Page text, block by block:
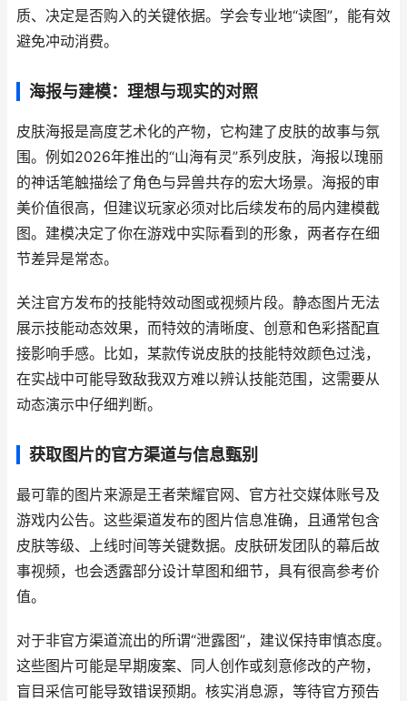
质、决定是否购入的关键依据。学会专业地“读图”，能有效
避免冲动消费。
海报与建模：理想与现实的对照
皮肤海报是高度艺术化的产物，它构建了皮肤的故事与氛
围。例如2026年推出的“山海有灵”系列皮肤，海报以瑰丽
的神话笔触描绘了角色与异兽共存的宏大场景。海报的审
美价值很高，但建议玩家必须对比后续发布的局内建模截
图。建模决定了你在游戏中实际看到的形象，两者存在细
节差异是常态。
关注官方发布的技能特效动图或视频片段。静态图片无法
展示技能动态效果，而特效的清晰度、创意和色彩搭配直
接影响手感。比如，某款传说皮肤的技能特效颜色过浅，
在实战中可能导致敌我双方难以辨认技能范围，这需要从
动态演示中仔细判断。
获取图片的官方渠道与信息甄别
最可靠的图片来源是王者荣耀官网、官方社交媒体账号及
游戏内公告。这些渠道发布的图片信息准确，且通常包含
皮肤等级、上线时间等关键数据。皮肤研发团队的幕后故
事视频，也会透露部分设计草图和细节，具有很高参考价
值。
对于非官方渠道流出的所谓“泄露图”，建议保持审慎态度。
这些图片可能是早期废案、同人创作或刻意修改的产物，
盲目采信可能导致错误预期。核实消息源，等待官方预告